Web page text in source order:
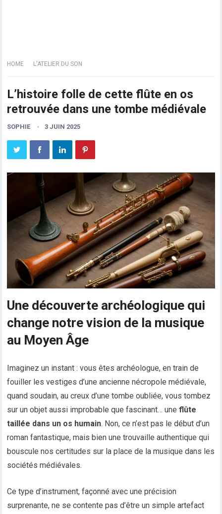
HOME L'ATELIER DU SON
L’histoire folle de cette flûte en os
retrouvée dans une tombe médiévale
SOPHIE 3 JUIN 2025
Une découverte archéologique qui
change notre vision de la musique
au Moyen Âge
Imaginez un instant : vous êtes archéologue, en train de
fouiller les vestiges d’une ancienne nécropole médiévale,
quand soudain, au creux d’une tombe oubliée, vous tombez
sur un objet aussi improbable que fascinant… uneflûte
taillée dans un os humain. Non, ce n’est pas le début d’un
roman fantastique, mais bien une trouvaille authentique qui
bouscule nos certitudes sur la place de la musique dans les
sociétés médiévales.
Ce type d’instrument, façonné avec une précision
surprenante, ne se contente pas d’être un simple artefact